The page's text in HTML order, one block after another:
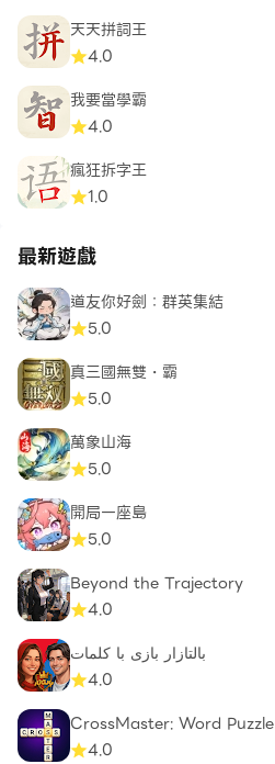
天天拼詞王
4.0
我要當學霸
4.0
瘋狂拆字王
1.0
最新遊戲
道友你好劍：群英集結
5.0
真三國無雙・霸
5.0
萬象山海
5.0
開局一座島
5.0
Beyond the Trajectory
4.0
بالتازار بازی با کلمات
4.0
CrossMaster: Word Puzzle
4.0